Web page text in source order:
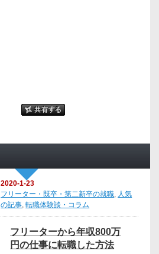
2020-1-23
フリーター・既卒・第二新卒の就職, 人気
の記事,転職体験談・コラム
フリーターから年収800万
円の仕事に転職した方法